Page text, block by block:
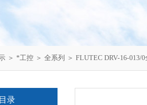
＞ *工控 ＞ 全系列 ＞ FLUTEC DRV-16-013/
录